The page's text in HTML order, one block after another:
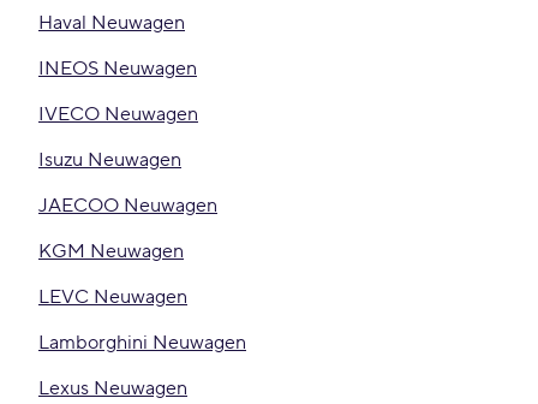
Haval Neuwagen
INEOS Neuwagen
IVECO Neuwagen
Isuzu Neuwagen
JAECOO Neuwagen
KGM Neuwagen
LEVC Neuwagen
Lamborghini Neuwagen
Lexus Neuwagen